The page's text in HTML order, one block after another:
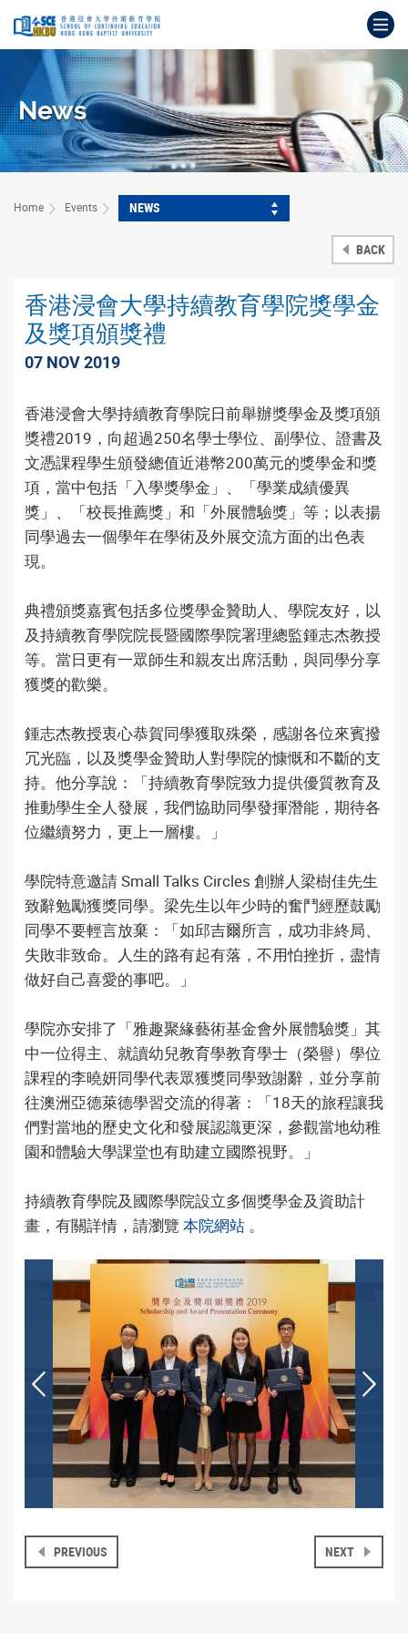
content
content
start
News
Home Events NEWS
BACK
香港浸會大學持續教育學院獎學金
及獎項頒獎禮
07 NOV 2019
香港浸會大學持續教育學院日前舉辦獎學金及獎項頒
獎禮2019，向超過250名學士學位、副學位、證書及
文憑課程學生頒發總值近港幣200萬元的獎學金和獎
項，當中包括「入學獎學金」、「學業成績優異
獎」、「校長推薦獎」和「外展體驗獎」等；以表揚
同學過去一個學年在學術及外展交流方面的出色表
現。
典禮頒獎嘉賓包括多位獎學金贊助人、學院友好，以
及持續教育學院院長暨國際學院署理總監鍾志杰教授
等。當日更有一眾師生和親友出席活動，與同學分享
獲獎的歡樂。
鍾志杰教授衷心恭賀同學獲取殊榮，感謝各位來賓撥
冗光臨，以及獎學金贊助人對學院的慷慨和不斷的支
持。他分享說：「持續教育學院致力提供優質教育及
推動學生全人發展，我們協助同學發揮潛能，期待各
位繼續努力，更上一層樓。」
學院特意邀請 Small Talks Circles 創辦人梁樹佳先生
致辭勉勵獲獎同學。梁先生以年少時的奮鬥經歷鼓勵
同學不要輕言放棄：「如邱吉爾所言，成功非終局、
失敗非致命。人生的路有起有落，不用怕挫折，盡情
做好自己喜愛的事吧。」
學院亦安排了「雅趣聚緣藝術基金會外展體驗獎」其
中一位得主、就讀幼兒教育學教育學士（榮譽）學位
課程的李曉妍同學代表眾獲獎同學致謝辭，並分享前
往澳洲亞德萊德學習交流的得著：「18天的旅程讓我
們對當地的歷史文化和發展認識更深，參觀當地幼稚
園和體驗大學課堂也有助建立國際視野。」
持續教育學院及國際學院設立多個獎學金及資助計
畫，有關詳情，請瀏覽 本院網站 。
PREVIOUS NEXT